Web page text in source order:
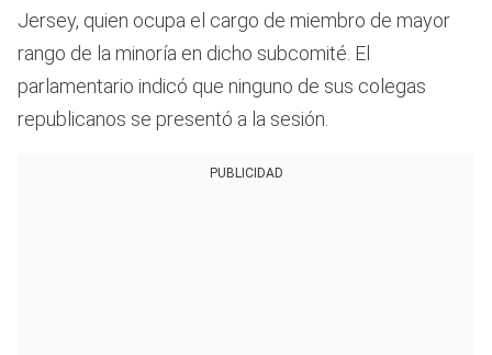
Jersey, quien ocupa el cargo de miembro de mayor
rango de la minoría en dicho subcomité. El
parlamentario indicó que ninguno de sus colegas
republicanos se presentó a la sesión.
PUBLICIDAD